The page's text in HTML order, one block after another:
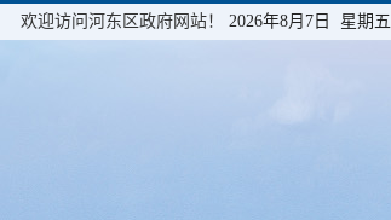
欢迎访问河东区政府网站！ 2026年8月7日 星期五